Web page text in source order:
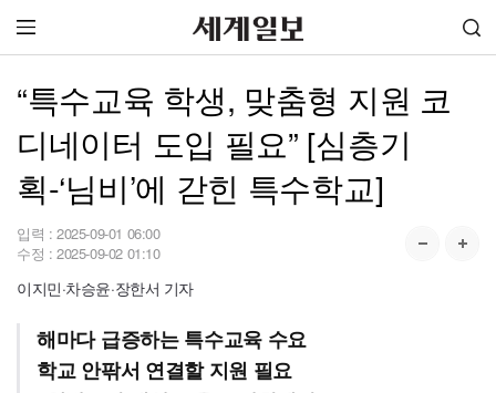
“특수교육 학생, 맞춤형 지원 코
디네이터 도입 필요” [심층기
획-‘님비’에 갇힌 특수학교]
입력 : 2025-09-01 06:00
수정 : 2025-09-02 01:10
이지민·차승윤·장한서 기자
해마다 급증하는 특수교육 수요
학교 안팎서 연결할 지원 필요